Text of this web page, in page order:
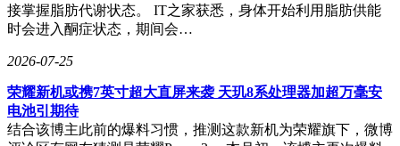
接掌握脂肪代谢状态。 IT之家获悉，身体开始利用脂肪供能
时会进入酮症状态，期间会…
2026-07-25
荣耀新机或携7英寸超大直屏来袭 天玑8系处理器加超万毫安
电池引期待
结合该博主此前的爆料习惯，推测这款新机为荣耀旗下，微博